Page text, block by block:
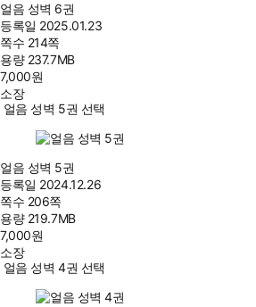
얼음 성벽 6권
등록일 2025.01.23
쪽수 214쪽
용량 237.7MB
7,000원
소장
얼음 성벽 5권 선택
얼음 성벽 5권
등록일 2024.12.26
쪽수 206쪽
용량 219.7MB
7,000원
소장
얼음 성벽 4권 선택